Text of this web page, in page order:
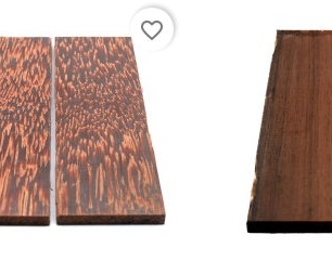
favorite_border